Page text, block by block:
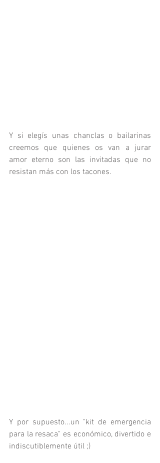
Y si elegís unas chanclas o bailarinas
creemos que quienes os van a jurar
amor eterno son las invitadas que no
resistan más con los tacones.
Y por supuesto...un "kit de emergencia
para la resaca" es económico, divertido e
indiscutiblemente útil ;)